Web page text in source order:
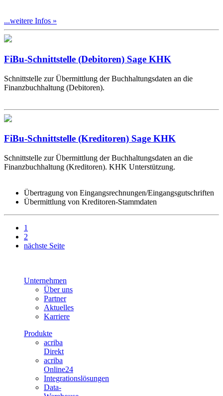
...weitere Infos »
FiBu-Schnittstelle (Debitoren) Sage KHK
Schnittstelle zur Übermittlung der Buchhaltungsdaten an die
Finanzbuchhaltung (Debitoren).
FiBu-Schnittstelle (Kreditoren) Sage KHK
Schnittstelle zur Übermittlung der Buchhaltungsdaten an die
Finanzbuchhaltung (Kreditoren). KHK Unterstützung.
Übertragung von Eingangsrechnungen/Eingangsgutschriften
Übermittlung von Kreditoren-Stammdaten
1
2
nächste Seite
Unternehmen
Über uns
Partner
Aktuelles
Karriere
Produkte
acriba
Direkt
acriba
Online24
Integrationslösungen
Data-